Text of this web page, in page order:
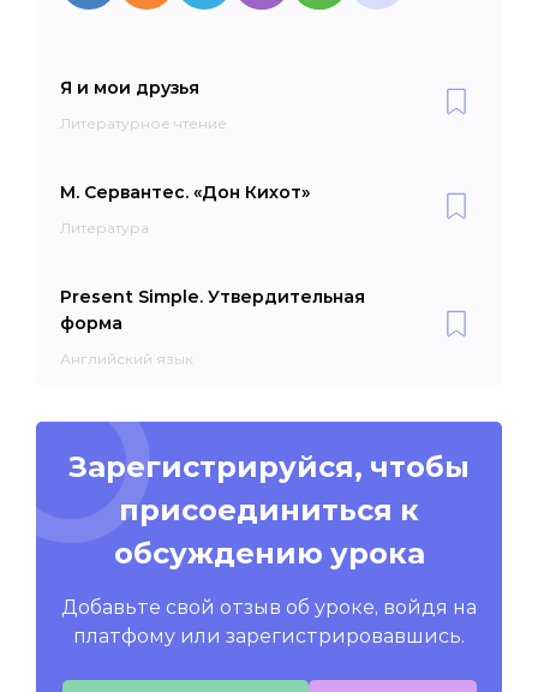
Я и мои друзья
Литературное чтение
М. Сервантес. «Дон Кихот»
Литература
Present Simple. Утвердительная
форма
Английский язык
Зарегистрируйся, чтобы
присоединиться к
обсуждению урока
Добавьте свой отзыв об уроке, войдя на
платфому или зарегистрировавшись.